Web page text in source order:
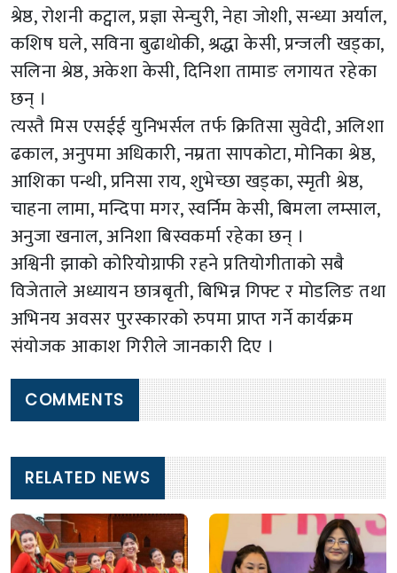
श्रेष्ठ, रोशनी कट्वाल, प्रज्ञा सेन्चुरी, नेहा जोशी, सन्ध्या अर्याल,
कशिष घले, सविना बुढाथोकी, श्रद्धा केसी, प्रन्जली खड्का,
सलिना श्रेष्ठ, अकेशा केसी, दिनिशा तामाङ लगायत रहेका
छन् ।
त्यस्तै मिस एसईई युनिभर्सल तर्फ क्रितिसा सुवेदी, अलिशा
ढकाल, अनुपमा अधिकारी, नम्रता सापकोटा, मोनिका श्रेष्ठ,
आशिका पन्थी, प्रनिसा राय, शुभेच्छा खड्का, स्मृती श्रेष्ठ,
चाहना लामा, मन्दिपा मगर, स्वर्निम केसी, बिमला लम्साल,
अनुजा खनाल, अनिशा बिस्वकर्मा रहेका छन् ।
अश्विनी झाको कोरियोग्राफी रहने प्रतियोगीताको सबै
विजेताले अध्यायन छात्रबृती, बिभिन्न गिफ्ट र मोडलिङ तथा
अभिनय अवसर पुरस्कारको रुपमा प्राप्त गर्ने कार्यक्रम
संयोजक आकाश गिरीले जानकारी दिए ।
COMMENTS
RELATED NEWS